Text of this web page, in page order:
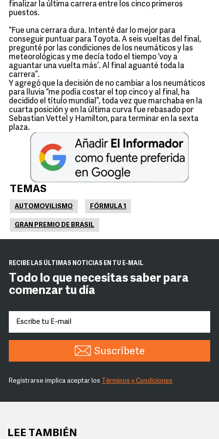
finalizar la última carrera entre los cinco primeros
puestos.
“Fue una cerrara dura. Intenté dar lo mejor para
conseguir puntuar para Toyota. A seis vueltas del final,
pregunté por las condiciones de los neumáticos y las
meteorológicas y me decía todo el tiempo ‘voy a
aguantar una vuelta más’. Al final aguanté toda la
carrera”.
Y agregó que la decisión de no cambiar a los neumáticos
para lluvia “me podía costar el top cinco y al final, ha
decidido el título mundial”, toda vez que marchaba en la
cuarta posición y en la última curva fue rebasado por
Sebastian Vettel y Hamilton, para terminar en la sexta
plaza.
TEMAS
AUTOMOVILISMO FÓRMULA 1
GRAN PREMIO DE BRASIL
RECIBE LAS ÚLTIMAS NOTICIAS EN TU E-MAIL
Todo lo que necesitas saber para
comenzar tu día
Suscríbete
Registrarse implica aceptar los Términos y Condiciones
LEE TAMBIÉN